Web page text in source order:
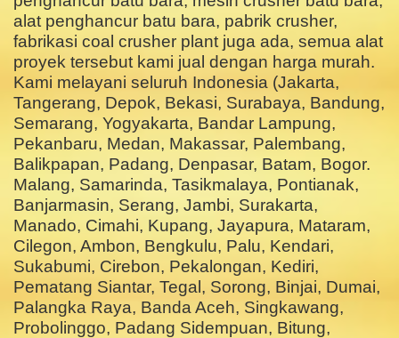
alat penghancur batu bara, pabrik crusher,
fabrikasi coal crusher plant juga ada, semua alat
proyek tersebut kami jual dengan harga murah.
Kami melayani seluruh Indonesia (Jakarta,
Tangerang, Depok, Bekasi, Surabaya, Bandung,
Semarang, Yogyakarta, Bandar Lampung,
Pekanbaru, Medan, Makassar, Palembang,
Balikpapan, Padang, Denpasar, Batam, Bogor.
Malang, Samarinda, Tasikmalaya, Pontianak,
Banjarmasin, Serang, Jambi, Surakarta,
Manado, Cimahi, Kupang, Jayapura, Mataram,
Cilegon, Ambon, Bengkulu, Palu, Kendari,
Sukabumi, Cirebon, Pekalongan, Kediri,
Pematang Siantar, Tegal, Sorong, Binjai, Dumai,
Palangka Raya, Banda Aceh, Singkawang,
Probolinggo, Padang Sidempuan, Bitung,